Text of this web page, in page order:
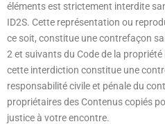
éléments est strictement interdite
ID2S. Cette représentation ou
ce soit, constitue une contrefaçon
2 et suivants du Code de la
cette interdiction constitue une
responsabilité civile et pénale du
propriétaires des Contenus copiés
justice à votre encontre.